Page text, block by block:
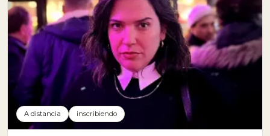
A distancia inscribiendo